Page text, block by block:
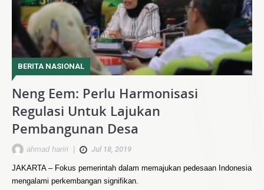
BERITA NASIONAL
Neng Eem: Perlu Harmonisasi
Regulasi Untuk Lajukan
Pembangunan Desa
ahmad hariri | Jul 18, 2019
JAKARTA – Fokus pemerintah dalam memajukan pedesaan Indonesia
mengalami perkembangan signifikan.